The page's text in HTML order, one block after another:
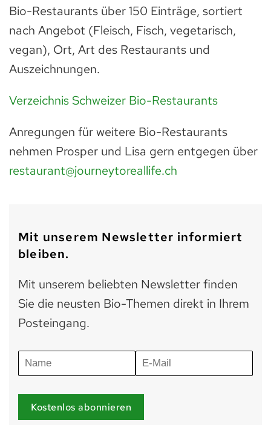
Bio-Restaurants über 150 Einträge, sortiert
nach Angebot (Fleisch, Fisch, vegetarisch,
vegan), Ort, Art des Restaurants und
Auszeichnungen.
Verzeichnis Schweizer Bio-Restaurants
Anregungen für weitere Bio-Restaurants
nehmen Prosper und Lisa gern entgegen über
restaurant@journeytoreallife.ch
Mit unserem Newsletter informiert
bleiben.
Mit unserem beliebten Newsletter finden
Sie die neusten Bio-Themen direkt in Ihrem
Posteingang.
Kostenlos abonnieren